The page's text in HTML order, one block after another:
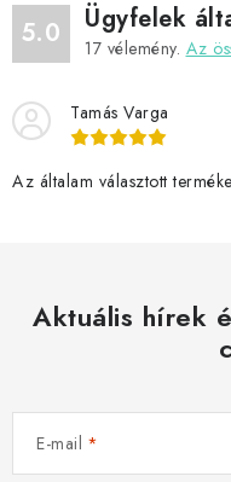
5.0 Ügyfelek
17 vélemény. Az
Tamás Varga
Az általam választott
Aktuális hírek
E-mail